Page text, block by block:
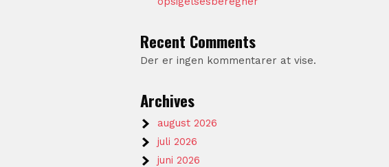
Recent Comments
Der er ingen kommentarer at vise.
Archives
august 2026
juli 2026
juni 2026